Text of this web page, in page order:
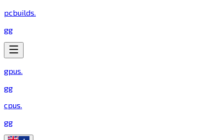
pcbuilds.
gg
gpus.
gg
cpus.
gg